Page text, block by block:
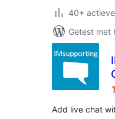
40+
Getest met
Add live chat